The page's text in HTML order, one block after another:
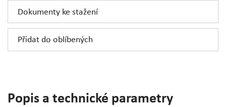
Přidat do oblíbených
Dokumenty ke stažení
Popis a technické parametry